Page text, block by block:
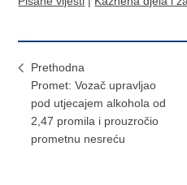
Prethodna
Promet: Vozač upravljao
pod utjecajem alkohola od
2,47 promila i prouzročio
prometnu nesreću